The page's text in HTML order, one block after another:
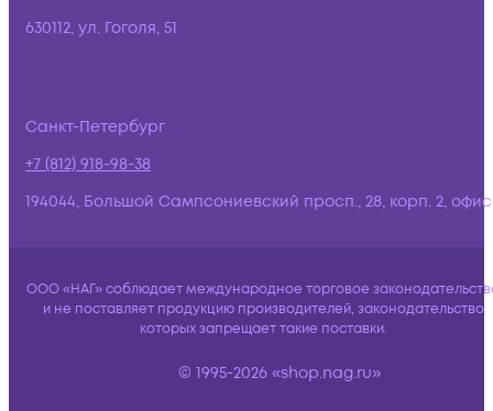
630112, ул. Гоголя, 51
Санкт-Петербург
+7 (812) 918-98-38
194044, Большой Сампсониевский просп., 28, корп. 2,
ООО «НАГ» соблюдает международное торговое
и не поставляет продукцию производителей, законодательство
которых запрещает такие поставки.
© 1995-2026 «shop.nag.ru»